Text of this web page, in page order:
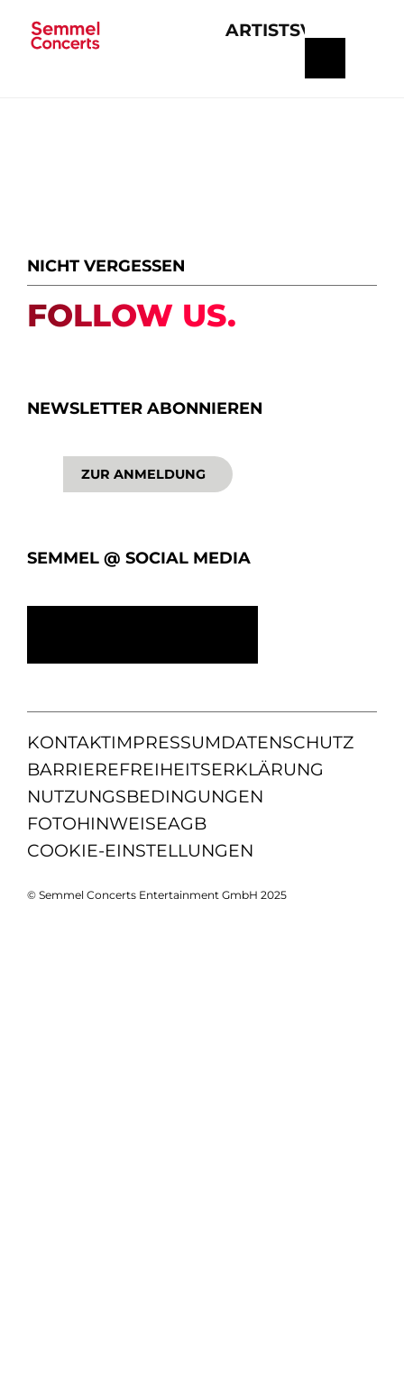
ARTISTS
NICHT VERGESSEN
FOLLOW US.
NEWSLETTER ABONNIEREN
ZUR ANMELDUNG
SEMMEL @ SOCIAL MEDIA
KONTAKTIMPRESSUMDATENSCHUTZ
BARRIEREFREIHEITSERKLÄRUNG
NUTZUNGSBEDINGUNGEN
FOTOHINWEISEAGB
COOKIE-EINSTELLUNGEN
© Semmel Concerts Entertainment GmbH 2025